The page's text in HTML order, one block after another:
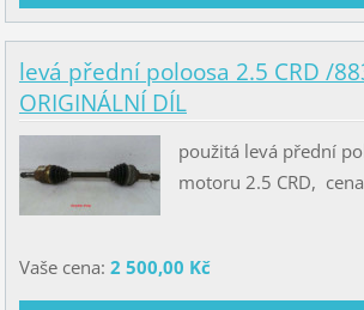
levá přední poloosa 2.5 CRD /
ORIGINÁLNÍ DÍL
použitá levá přední
motoru 2.5 CRD,
Vaše cena: 2 500,00 Kč